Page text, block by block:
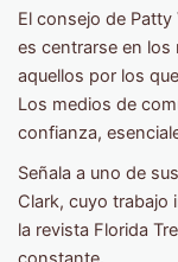
El consejo de
es centrarse en
aquellos por los
Los medios de
confianza,
Señala a uno de
Clark, cuyo trabajo
la revista Florida